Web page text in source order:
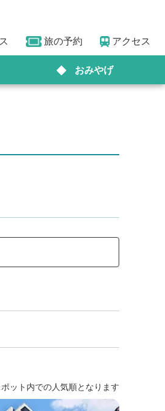
旅の予約 アクセス
おみやげ
ット内での人気順となります